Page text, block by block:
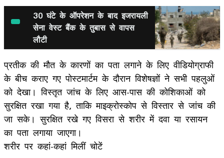
30 घंटे के ऑपरेशन के बाद इजरायली
सेना वेस्ट बैंक के तुबास से वापस
लौटी
प्रतीक की मौत के कारणों का पता लगाने के लिए वीडियोग्राफी
के बीच कराए गए पोस्टमार्टम के दौरान विशेषज्ञों ने सभी पहलुओं
को देखा। विस्तृत जांच के लिए आस-पास की कोशिकाओं को
सुरक्षित रखा गया है, ताकि माइक्रोस्कोप से विस्तार से जांच की
जा सके। सुरक्षित रखे गए विसरा से शरीर में दवा या रसायन
का पता लगाया जाएगा।
शरीर पर कहां-कहां मिलीं चोटें